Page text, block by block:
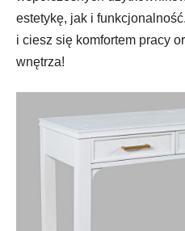
estetykę, jak i
i ciesz się komfortem pracy
wnętrza!